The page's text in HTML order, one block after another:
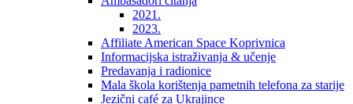
2021.
2023.
Affiliate American Space Koprivnica
Informacijska istraživanja & učenje
Predavanja i radionice
Mala škola korištenja pametnih telefona za starije
Jezični café za Ukrajince